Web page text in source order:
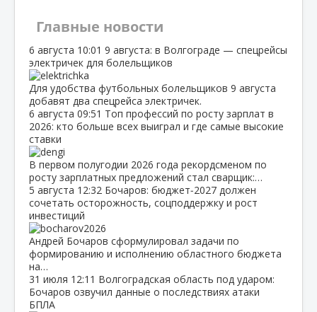
Главные новости
6 августа 10:01 9 августа: в Волгограде — спецрейсы
электричек для болельщиков
Для удобства футбольных болельщиков 9 августа
добавят два спецрейса электричек.
6 августа 09:51 Топ профессий по росту зарплат в
2026: кто больше всех выиграл и где самые высокие
ставки
В первом полугодии 2026 года рекордсменом по
росту зарплатных предложений стал сварщик:…
5 августа 12:32 Бочаров: бюджет‑2027 должен
сочетать осторожность, соцподдержку и рост
инвестиций
Андрей Бочаров сформулировал задачи по
формированию и исполнению областного бюджета
на…
31 июля 12:11 Волгоградская область под ударом:
Бочаров озвучил данные о последствиях атаки
БПЛА